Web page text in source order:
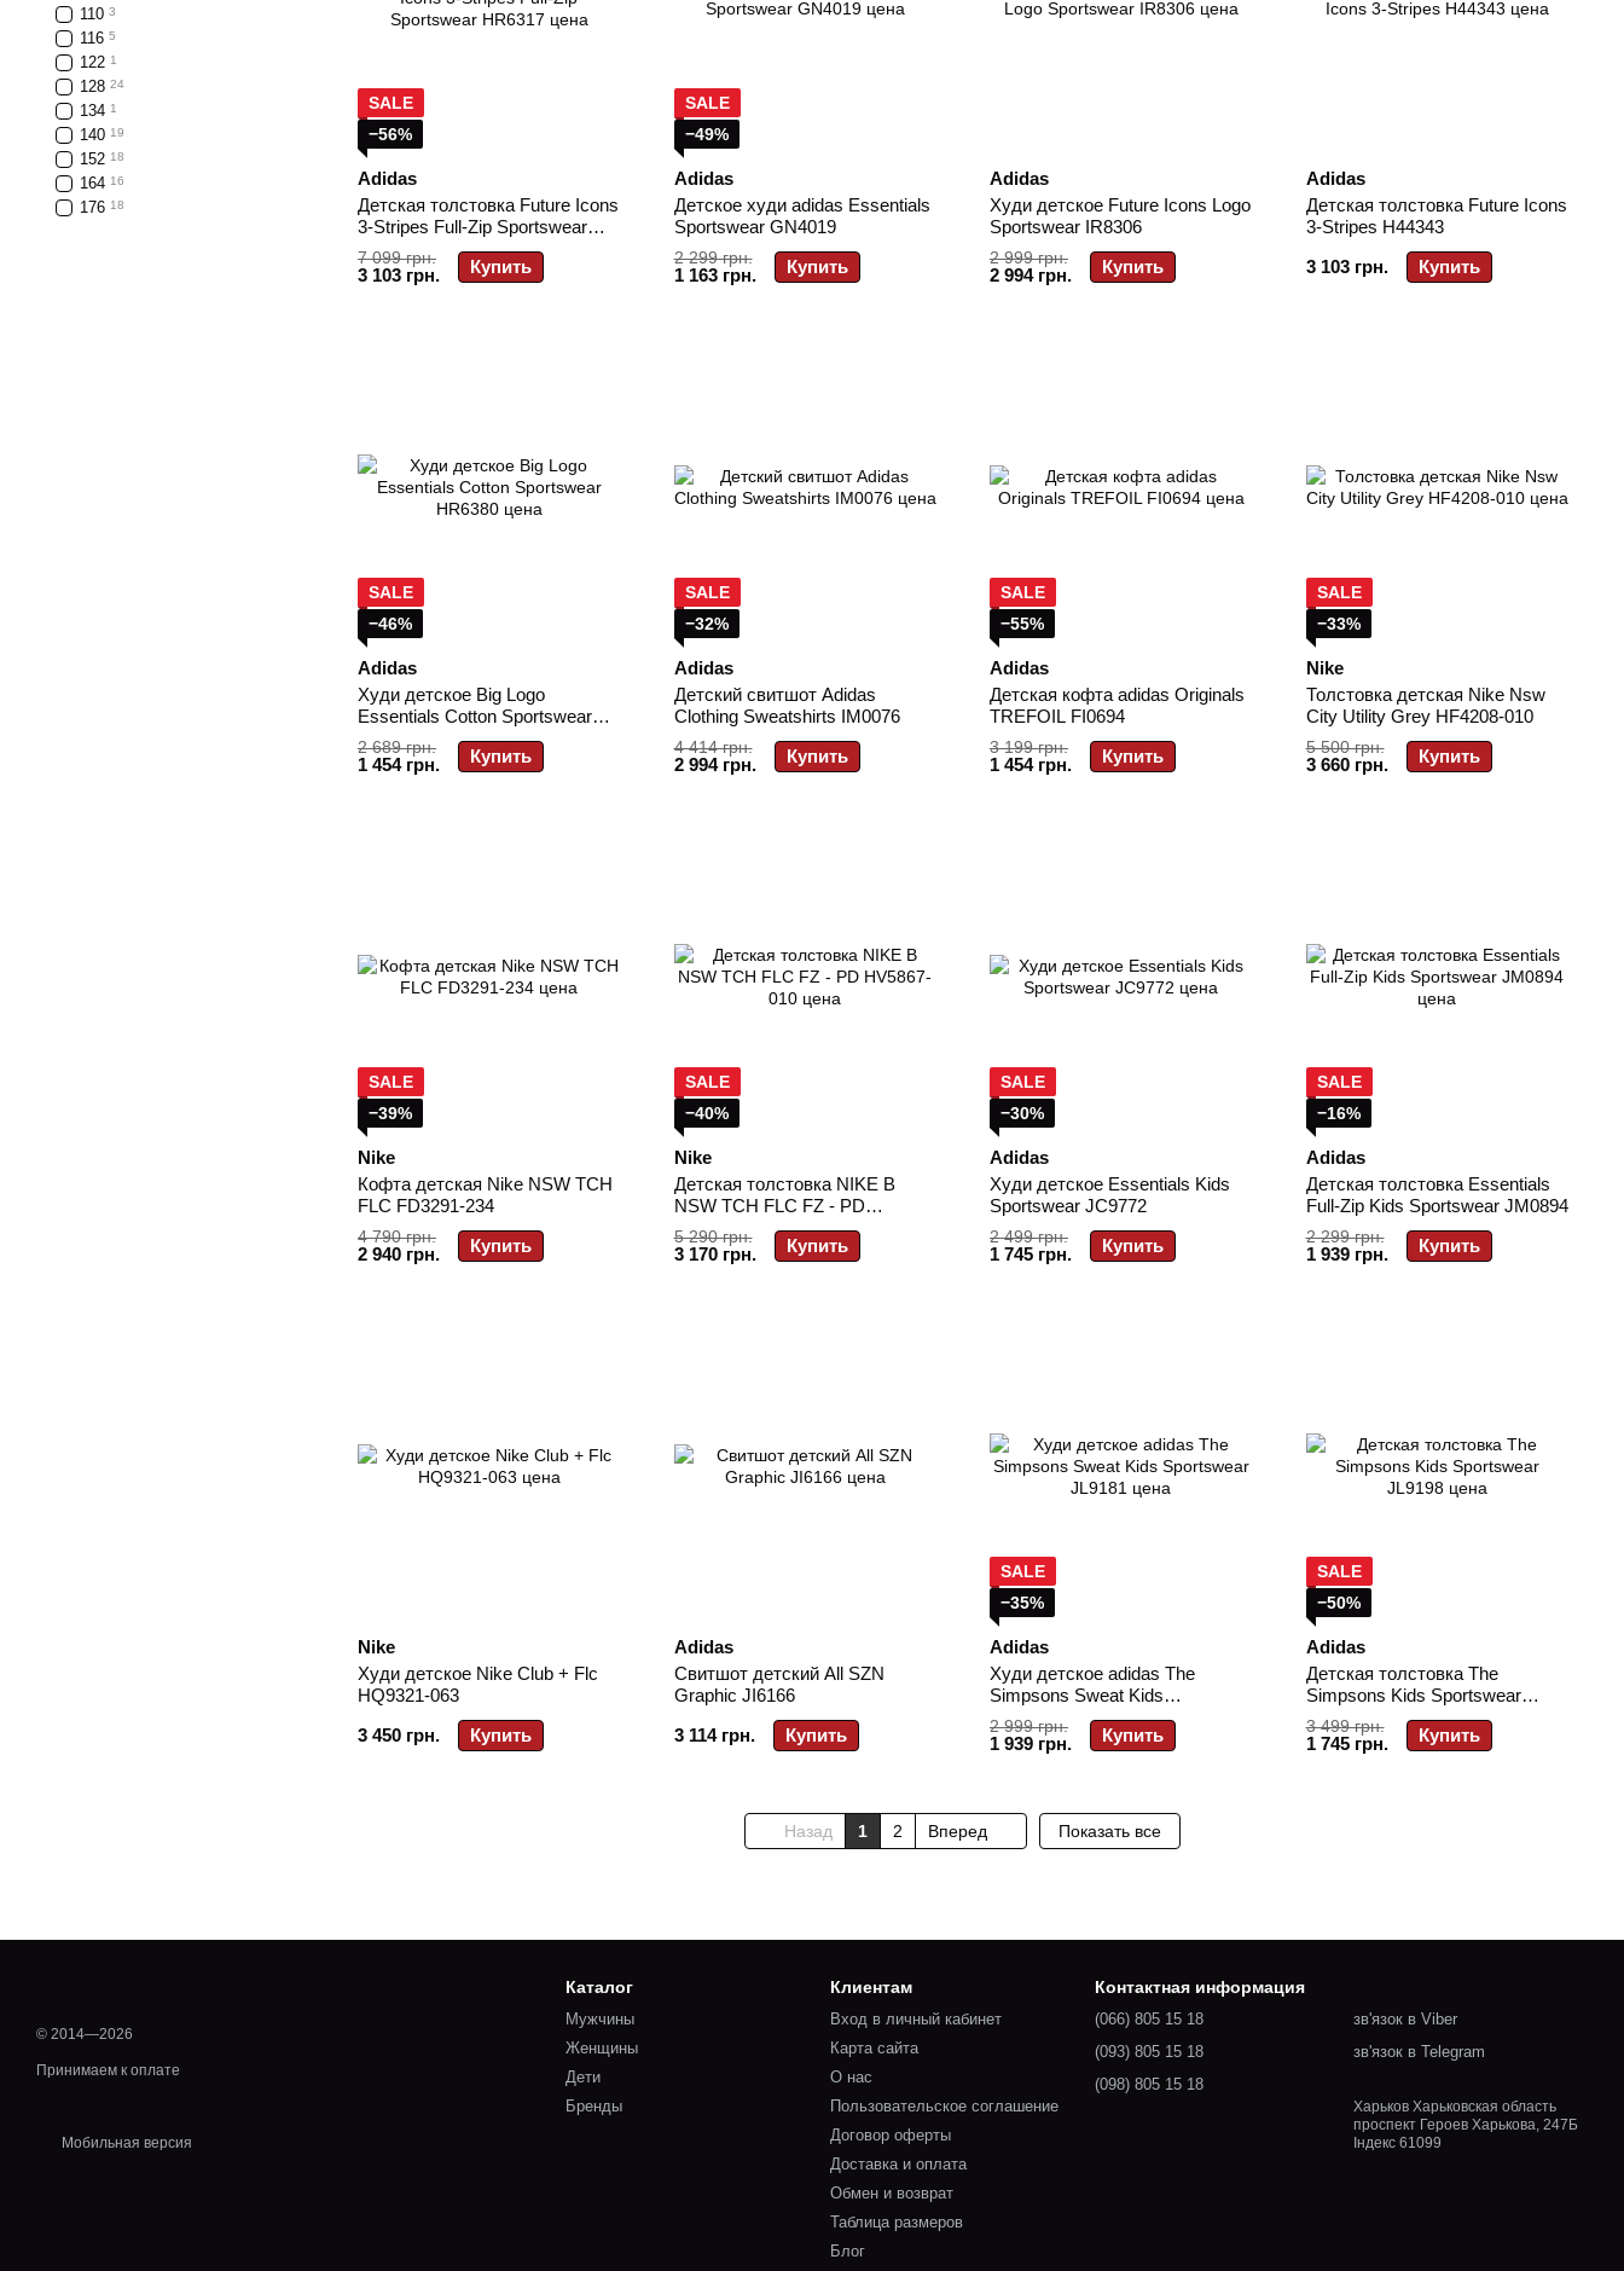
SALE
−56%
Adidas
Детская толстовка Future Icons
3-Stripes Full-Zip Sportswear
HR6317
7 099 грн.
3 103 грн. Купить
SALE
−49%
Adidas
Детское худи adidas Essentials
Sportswear GN4019
2 299 грн.
1 163 грн. Купить
Adidas
Худи детское Future Icons Logo
Sportswear IR8306
2 999 грн.
2 994 грн. Купить
Adidas
Детская толстовка Future Icons
3-Stripes H44343
3 103 грн.
Купить
SALE
−46%
Adidas
Худи детское Big Logo
Essentials Cotton Sportswear
HR6380
2 689 грн.
1 454 грн. Купить
SALE
−32%
Adidas
Детский свитшот Adidas
Clothing Sweatshirts IM0076
4 414 грн.
2 994 грн. Купить
SALE
−55%
Adidas
Детская кофта adidas Originals
TREFOIL FI0694
3 199 грн.
1 454 грн. Купить
SALE
−33%
Nike
Толстовка детская Nike Nsw
City Utility Grey HF4208-010
5 500 грн.
3 660 грн. Купить
SALE
−39%
Nike
Кофта детская Nike NSW TCH
FLC FD3291-234
4 790 грн.
2 940 грн. Купить
SALE
−40%
Nike
Детская толстовка NIKE B
NSW TCH FLC FZ - PD
HV5867-010
5 290 грн.
3 170 грн. Купить
SALE
−30%
Adidas
Худи детское Essentials Kids
Sportswear JC9772
2 499 грн.
1 745 грн. Купить
SALE
−16%
Adidas
Детская толстовка Essentials
Full-Zip Kids Sportswear JM0894
2 299 грн.
1 939 грн. Купить
Nike
Худи детское Nike Club + Flc
HQ9321-063
3 450 грн.
Купить
Adidas
Свитшот детский All SZN
Graphic JI6166
3 114 грн.
Купить
SALE
−35%
Adidas
Худи детское adidas The
Simpsons Sweat Kids
Sportswear JL9181
2 999 грн.
1 939 грн. Купить
SALE
−50%
Adidas
Детская толстовка The
Simpsons Kids Sportswear
JL9198
3 499 грн.
1 745 грн. Купить
Назад 1 2 Вперед Показать все
110 3
116 5
122 1
128 24
134 1
140 19
152 18
164 16
176 18
© 2014—2026
Принимаем к оплате
Мобильная версия
Каталог
Мужчины
Женщины
Дети
Бренды
Клиентам
Вход в личный кабинет
Карта сайта
О нас
Пользовательское соглашение
Договор оферты
Доставка и оплата
Обмен и возврат
Таблица размеров
Блог
Контактная информация
(066) 805 15 18
(093) 805 15 18
(098) 805 15 18
зв'язок в Viber
зв'язок в Telegram
Харьков Харьковская область
проспект Героев Харькова, 247Б
Індекс 61099